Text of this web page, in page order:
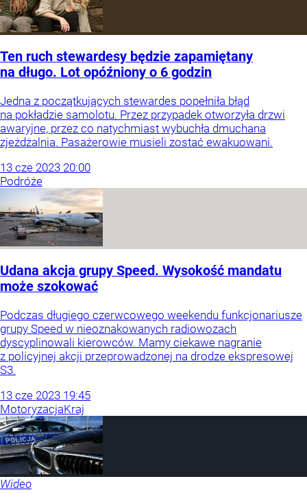
Ten ruch stewardesy będzie zapamiętany
na długo. Lot opóźniony o 6 godzin
Jedna z początkujących stewardes popełniła błąd
na pokładzie samolotu. Przez przypadek otworzyła drzwi
awaryjne, przez co natychmiast wybuchła dmuchana
zjeżdżalnia. Pasażerowie musieli zostać ewakuowani.
13 cze 2023 20:00
Podróże
Udana akcja grupy Speed. Wysokość mandatu
może szokować
Podczas długiego czerwcowego weekendu funkcjonariusze
grupy Speed w nieoznakowanych radiowozach
dyscyplinowali kierowców. Mamy ciekawe nagranie
z policyjnej akcji przeprowadzonej na drodze ekspresowej
S3.
13 cze 2023 19:45
MotoryzacjaKraj
Wideo